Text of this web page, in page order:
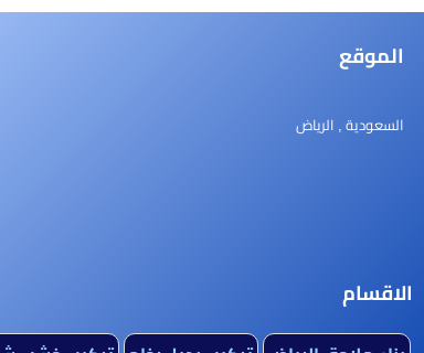
الموقع
السعودية , الرياض
الاقسام